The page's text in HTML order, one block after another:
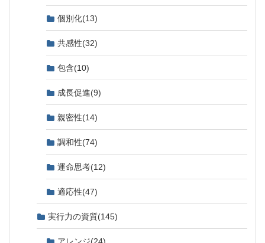
個別化(13)
共感性(32)
包含(10)
成長促進(9)
親密性(14)
調和性(74)
運命思考(12)
適応性(47)
実行力の資質(145)